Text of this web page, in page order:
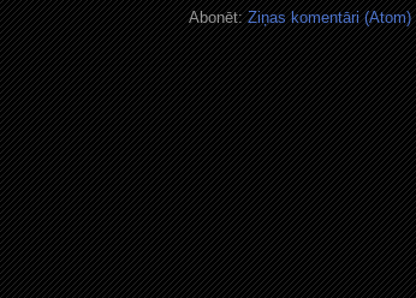
Abonēt:Ziņas komentāri (Atom)